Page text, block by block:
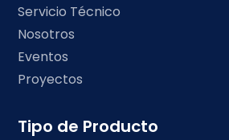
Servicio Técnico
Nosotros
Eventos
Proyectos
Tipo de Producto